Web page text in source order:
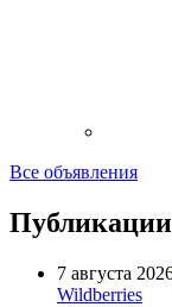
Все объявления
Публикации
7 августа
Wildberries